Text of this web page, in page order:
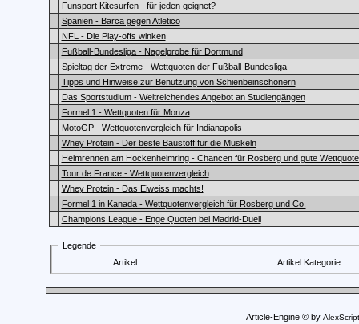
Funsport Kitesurfen - für jeden geignet?
Spanien - Barca gegen Atletico
NFL - Die Play-offs winken
Fußball-Bundesliga - Nagelprobe für Dortmund
Spieltag der Extreme - Wettquoten der Fußball-Bundesliga
Tipps und Hinweise zur Benutzung von Schienbeinschonern
Das Sportstudium - Weitreichendes Angebot an Studiengängen
Formel 1 - Wettquoten für Monza
MotoGP - Wettquotenvergleich für Indianapolis
Whey Protein - Der beste Baustoff für die Muskeln
Heimrennen am Hockenheimring - Chancen für Rosberg und gute
Tour de France - Wettquotenvergleich
Whey Protein - Das Eiweiss machts!
Formel 1 in Kanada - Wettquotenvergleich für Rosberg und Co.
Champions League - Enge Quoten bei Madrid-Duell
Legende
Artikel
Artikel Kategorie
Article-Engine © by